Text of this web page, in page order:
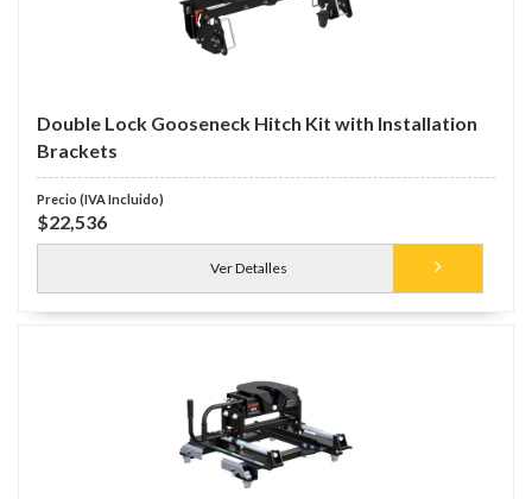
Double Lock Gooseneck Hitch Kit with Installation
Brackets
$22,536
Ver Detalles